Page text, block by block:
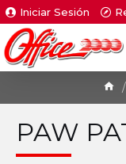
Iniciar Sesión
PAW